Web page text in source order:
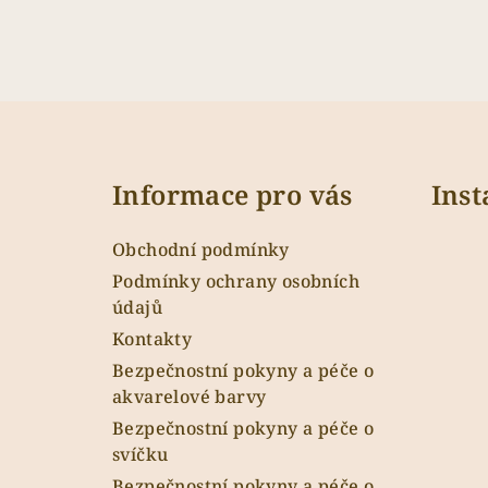
Informace pro vás
Obchodní podmínky
Podmínky ochrany osobních
údajů
Kontakty
Bezpečnostní pokyny a péče o
akvarelové barvy
Bezpečnostní pokyny a péče o
svíčku